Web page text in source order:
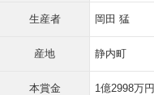
生産者 岡田 猛
産地 静内町
本賞金 1億2998万円